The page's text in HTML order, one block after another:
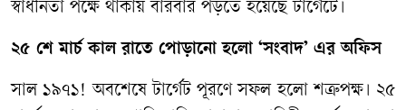
স্বাধীনতা পক্ষে থাকায় বারবার পড়তে হয়েছে টার্গেটে।
২৫ শে মার্চ কাল রাতে পোড়ানো হলো ‘সংবাদ’ এর অফিস
সাল ১৯৭১! অবশেষে টার্গেট পূরণে সফল হলো শত্রুপক্ষ। ২৫